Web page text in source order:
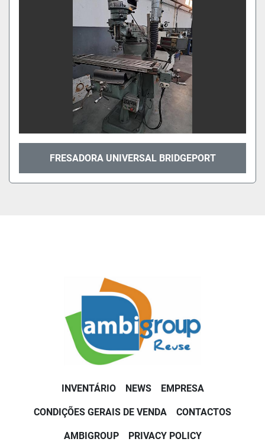
FRESADORA UNIVERSAL BRIDGEPORT
INVENTÁRIO NEWS EMPRESA
CONDIÇÕES GERAIS DE VENDA CONTACTOS
AMBIGROUP PRIVACY POLICY